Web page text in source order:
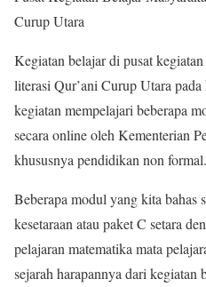
Curup Utara
Kegiatan belajar di pusat
literasi Qur’ani Curup Utara
kegiatan mempelajari beberapa
secara online oleh Kementerian
khususnya pendidikan non formal.
Beberapa modul yang kita bahas
kesetaraan atau paket C setara
pelajaran matematika mata
sejarah harapannya dari